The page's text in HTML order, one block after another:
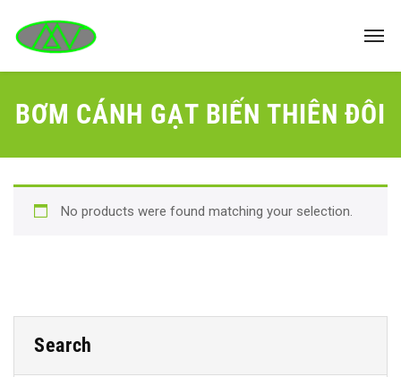
BƠM CÁNH GẠT BIẾN THIÊN ĐÔI
No products were found matching your selection.
Search